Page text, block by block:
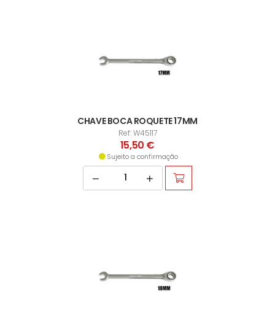
CHAVE BOCA ROQUETE 17MM
Ref: W45117
15,50 €
Sujeito a confirmação